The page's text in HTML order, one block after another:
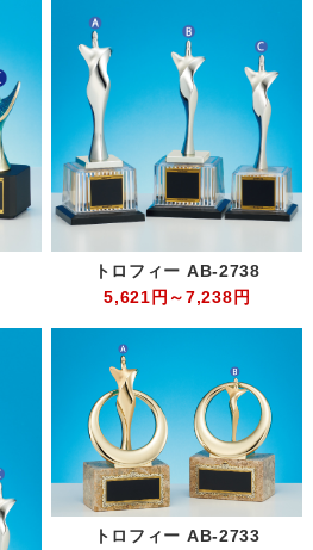
トロフィー AB-2738
5,621円～7,238円
トロフィー AB-2733